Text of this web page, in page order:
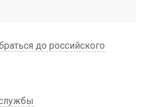
до российского